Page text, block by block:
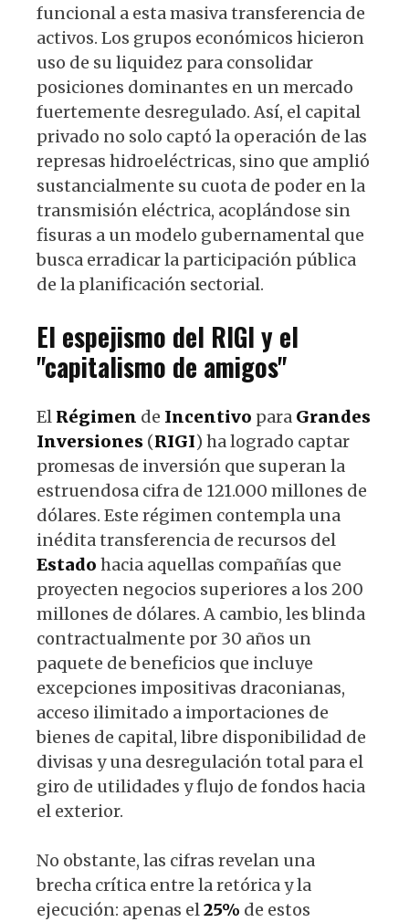
funcional a esta masiva transferencia de
activos. Los grupos económicos hicieron
uso de su liquidez para consolidar
posiciones dominantes en un mercado
fuertemente desregulado. Así, el capital
privado no solo captó la operación de las
represas hidroeléctricas, sino que amplió
sustancialmente su cuota de poder en la
transmisión eléctrica, acoplándose sin
fisuras a un modelo gubernamental que
busca erradicar la participación pública
de la planificación sectorial.
El espejismo del RIGI y el
"capitalismo de amigos"
El Régimen de Incentivo para Grandes
Inversiones (RIGI) ha logrado captar
promesas de inversión que superan la
estruendosa cifra de 121.000 millones de
dólares. Este régimen contempla una
inédita transferencia de recursos del
Estado hacia aquellas compañías que
proyecten negocios superiores a los 200
millones de dólares. A cambio, les blinda
contractualmente por 30 años un
paquete de beneficios que incluye
excepciones impositivas draconianas,
acceso ilimitado a importaciones de
bienes de capital, libre disponibilidad de
divisas y una desregulación total para el
giro de utilidades y flujo de fondos hacia
el exterior.
No obstante, las cifras revelan una
brecha crítica entre la retórica y la
ejecución: apenas el25% de estos